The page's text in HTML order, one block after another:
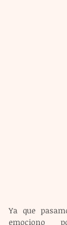
Ya que
emociono